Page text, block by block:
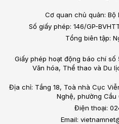
Cơ quan chủ quản: Bộ
Số giấy phép: 146/GP-
Tổng biên tập:
Giấy phép hoạt động báo chí số
Văn hóa, Thể thao và Du
Địa chỉ: Tầng 18, Toà nhà Cục
Nghệ, phường Cầu
Điện thoại:
Email: